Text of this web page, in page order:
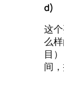
这
么
目
间